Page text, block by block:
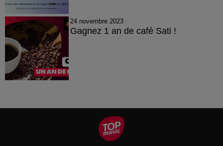
24 novembre 2023
Gagnez 1 an de café Sati !